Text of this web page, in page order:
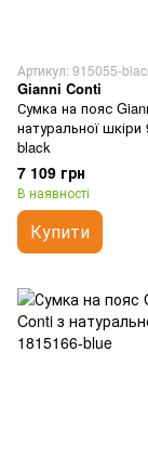
Артикул: 915055-
Gianni Conti
Сумка на пояс
натуральної шкіри
black
7 109 грн
В наявності
Купити